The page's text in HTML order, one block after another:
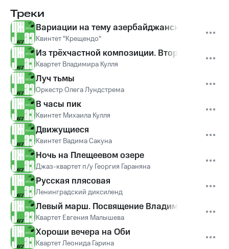
Треки
Вариации на тему азербайджанского мугама
Квинтет "Крещендо"
Из трёхчастной композиции. Второе решение
Квартет Владимира Кулля
Луч тьмы
Оркестр Олега Лундстрема
В часы пик
Квинтет Михаила Кулля
Движущиеся
Квинтет Вадима Сакуна
Ночь на Плещеевом озере
Джаз-квартет п/у Георгия Гараняна
Русская плясовая
Ленинградский диксиленд
Левый марш. Посвящение Владимиру
Квартет Евгения Малышева
Хороши вечера на Оби
Квартет Леонида Гарина